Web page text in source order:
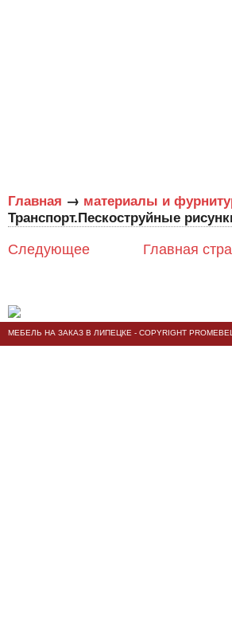
Главная → материалы и
Транспорт.Пескоструйные
Следующее
Главная
МЕБЕЛЬ НА ЗАКАЗ В ЛИПЕЦКЕ - COPYRIGHT